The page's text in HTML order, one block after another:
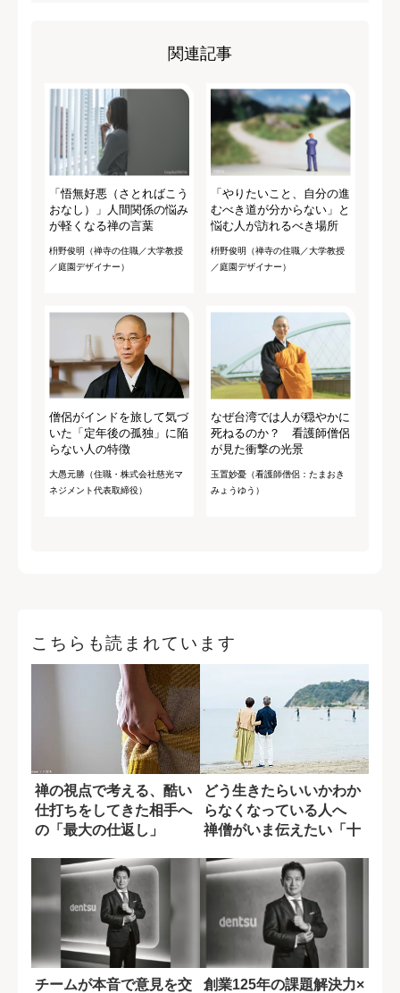
関連記事
「悟無好悪（さとればこう
おなし）」人間関係の悩み
が軽くなる禅の言葉
枡野俊明（禅寺の住職／大学教授
／庭園デザイナー）
「やりたいこと、自分の進
むべき道が分からない」と
悩む人が訪れるべき場所
枡野俊明（禅寺の住職／大学教授
／庭園デザイナー）
僧侶がインドを旅して気づ
いた「定年後の孤独」に陥
らない人の特徴
大愚元勝（住職・株式会社慈光マ
ネジメント代表取締役）
なぜ台湾では人が穏やかに
死ねるのか？ 看護師僧侶
が見た衝撃の光景
玉置妙憂（看護師僧侶：たまおき
みょうゆう）
こちらも読まれています
禅の視点で考える、酷い
仕打ちをしてきた相手へ
の「最大の仕返し」
どう生きたらいいかわか
らなくなっている人へ
禅僧がいま伝えたい「十
チームが本音で意見を交
創業125年の課題解決力×